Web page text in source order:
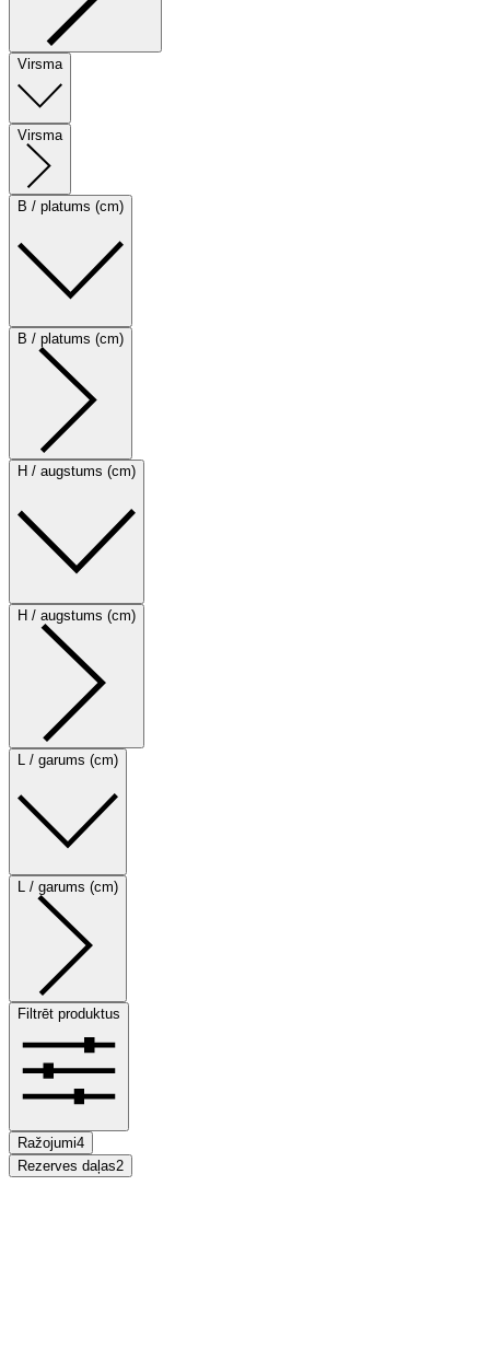
Virsma
Virsma
B / platums (cm)
B / platums (cm)
H / augstums (cm)
H / augstums (cm)
L / garums (cm)
L / garums (cm)
Filtrēt produktus
Ražojumi4
Rezerves daļas2